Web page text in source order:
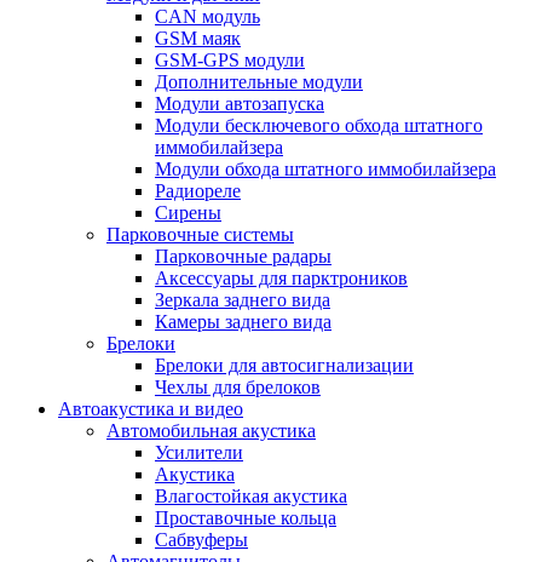
CAN модуль
GSM маяк
GSM-GPS модули
Дополнительные модули
Модули автозапуска
Модули бесключевого обхода штатного
иммобилайзера
Модули обхода штатного иммобилайзера
Радиореле
Сирены
Парковочные системы
Парковочные радары
Аксессуары для парктроников
Зеркала заднего вида
Камеры заднего вида
Брелоки
Брелоки для автосигнализации
Чехлы для брелоков
Автоакустика и видео
Автомобильная акустика
Усилители
Акустика
Влагостойкая акустика
Проставочные кольца
Сабвуферы